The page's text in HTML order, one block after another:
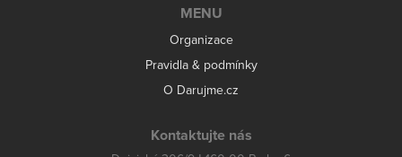
MENU
Organizace
Pravidla & podmínky
O Darujme.cz
Kontaktujte nás